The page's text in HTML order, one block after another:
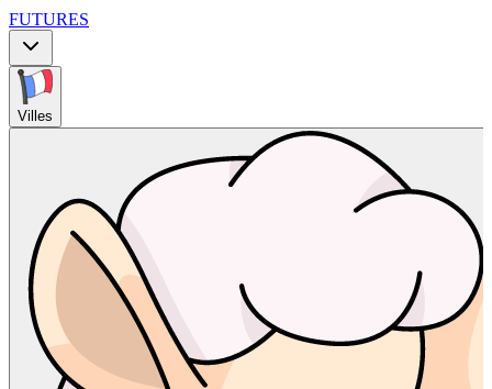
FUTURES
Villes